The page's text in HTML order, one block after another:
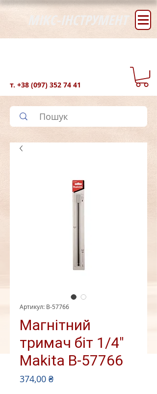
МІКС-ІНСТРУМЕНТ
т. +38 (097) 352 74 41
Артикул: B-57766
Магнітний
тримач біт 1/4"
Makita B-57766
374,00 ₴Ціна